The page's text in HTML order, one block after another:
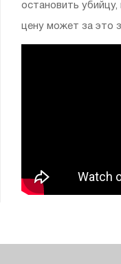
остановить
цену может за это